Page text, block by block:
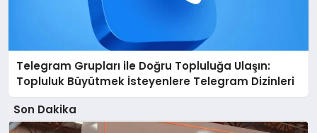
Telegram Grupları ile Doğru Topluluğa Ulaşın:
Topluluk Büyütmek İsteyenlere Telegram Dizinleri
Son Dakika